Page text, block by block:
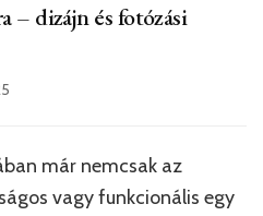
– dizájn és fotózási
már nemcsak az
vagy funkcionális egy